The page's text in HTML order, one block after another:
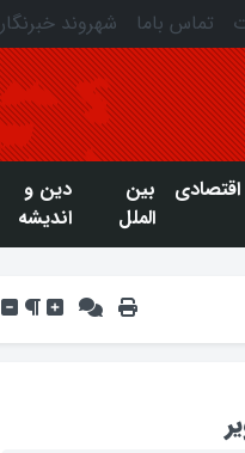
تماس باما شهروند خبرنگار
اقتصادی
بین
الملل
دین و
اندیشه